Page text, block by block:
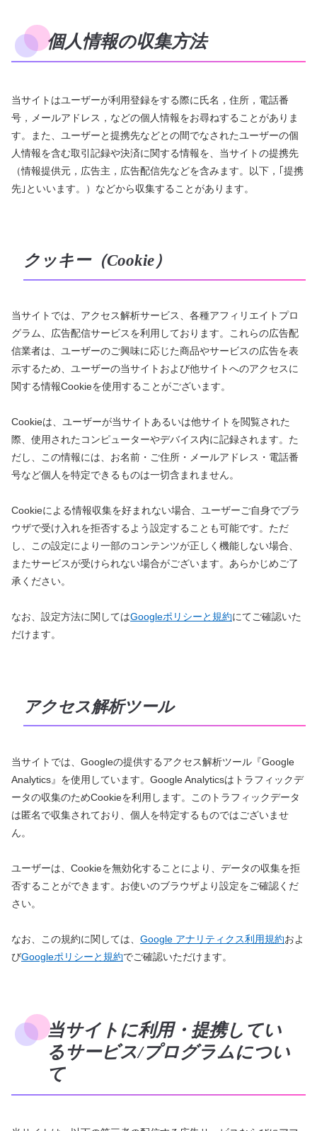
個人情報の収集方法
当サイトはユーザーが利用登録をする際に氏名，住所，電話番
号，メールアドレス，などの個人情報をお尋ねすることがありま
す。また、ユーザーと提携先などとの間でなされたユーザーの個
人情報を含む取引記録や決済に関する情報を、当サイトの提携先
（情報提供元，広告主，広告配信先などを含みます。以下，｢提携
先｣といいます。）などから収集することがあります。
クッキー（Cookie）
当サイトでは、アクセス解析サービス、各種アフィリエイトプロ
グラム、広告配信サービスを利用しております。これらの広告配
信業者は、ユーザーのご興味に応じた商品やサービスの広告を表
示するため、ユーザーの当サイトおよび他サイトへのアクセスに
関する情報Cookieを使用することがございます。
Cookieは、ユーザーが当サイトあるいは他サイトを閲覧された
際、使用されたコンピューターやデバイス内に記録されます。た
だし、この情報には、お名前・ご住所・メールアドレス・電話番
号など個人を特定できるものは一切含まれません。
Cookieによる情報収集を好まれない場合、ユーザーご自身でブラ
ウザで受け入れを拒否するよう設定することも可能です。ただ
し、この設定により一部のコンテンツが正しく機能しない場合、
またサービスが受けられない場合がございます。あらかじめご了
承ください。
なお、設定方法に関してはGoogleポリシーと規約にてご確認いた
だけます。
アクセス解析ツール
当サイトでは、Googleの提供するアクセス解析ツール『Google
Analytics』を使用しています。Google Analyticsはトラフィックデ
ータの収集のためCookieを利用します。このトラフィックデータ
は匿名で収集されており、個人を特定するものではございませ
ん。
ユーザーは、Cookieを無効化することにより、データの収集を拒
否することができます。お使いのブラウザより設定をご確認くだ
さい。
なお、この規約に関しては、 Google アナリティクス利用規約およ
びGoogleポリシーと規約でご確認いただけます。
当サイトに利用・提携してい
るサービス/プログラムについ
て